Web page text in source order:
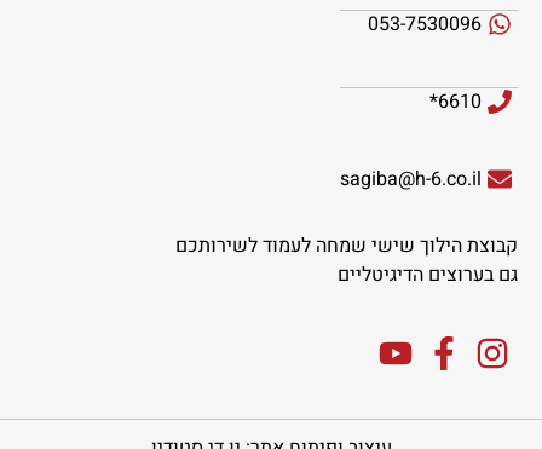
053-7530096
6610*
sagiba@h-6.co.il
קבוצת הילוך שישי שמחה לעמוד לשירותכם
גם בערוצים הדיגיטליים